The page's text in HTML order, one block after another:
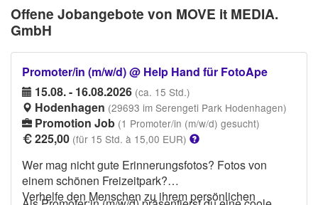
Offene Jobangebote von MOVE it MEDIA.
GmbH
Promoter/in (m/w/d) @ Help Hand für FotoApe
15.08. - 16.08.2026 (ca. 15 Std.)
Hodenhagen (29693 im Serengeti Park Hodenhagen)
Promotion Job (1 Promoter/in (m/w/d) gesucht)
225,00 (für 15 Std. à 15,00 EUR)
Wer mag nicht gute Erinnerungsfotos? Fotos von
einem schönen Freizeitpark?
Verhelfe den Menschen zu ihrem persönlichen